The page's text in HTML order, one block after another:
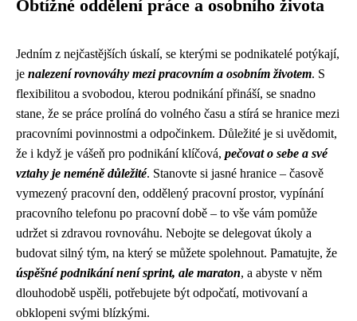
Obtížné oddělení práce a osobního života
Jedním z nejčastějších úskalí, se kterými se podnikatelé potýkají,
je nalezení rovnováhy mezi pracovním a osobním životem. S
flexibilitou a svobodou, kterou podnikání přináší, se snadno
stane, že se práce prolíná do volného času a stírá se hranice mezi
pracovními povinnostmi a odpočinkem. Důležité je si uvědomit,
že i když je vášeň pro podnikání klíčová, pečovat o sebe a své
vztahy je neméně důležité. Stanovte si jasné hranice – časově
vymezený pracovní den, oddělený pracovní prostor, vypínání
pracovního telefonu po pracovní době – to vše vám pomůže
udržet si zdravou rovnováhu. Nebojte se delegovat úkoly a
budovat silný tým, na který se můžete spolehnout. Pamatujte, že
úspěšné podnikání není sprint, ale maraton, a abyste v něm
dlouhodobě uspěli, potřebujete být odpočatí, motivovaní a
obklopeni svými blízkými.